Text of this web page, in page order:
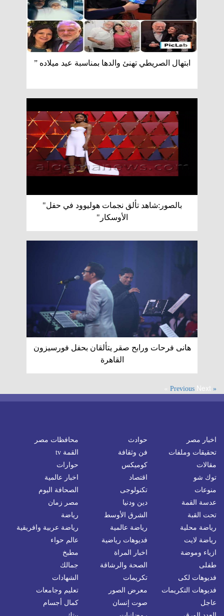
ابتهال الصريطي تهنئ والدها بمناسبة عيد ميلاده ”
بالصور:شاهد تألق نجمات هوليوود في حفل"
الأوسكار"
هانى فرحات ورابح صقر يتألقان بحفل فورسيزون
القاهرة
« Previous
Next »
اخبار مصر حوادث
محافظات مصر
تحقيقات وملفات
فن وثقافة
القمة tv
مقالات
كوميكس
حوارات
توك شو
اقتصاد
اخبار عالمية
منوعات
تكنولوجى
الصحافة اليوم
عدسة القمة
دين ودنيا
مصر زمان
تحت القبة
الشرق الأوسط
رياضة
رياضة محلية
رياضة عالمية
رياضة عربية وافريقية
رياضة لايت
فديوهات رياضية
عالم حواء
ازياء وموضة
اخبار المراة
مطبخ
طفلى
الصحة والرشاقة
جمالك
فديوهات لكى
تكريمات
الشهادات
فديوهات التكريمات
معرض الصور
تعليم وجامعات
عاجل
صوت إنسان
كمال أجسام